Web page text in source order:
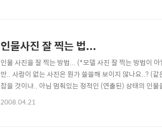
인물사진 잘 찍는 법...
인물 사진을 잘 찍는 방법... (*모델 사진 잘 찍는 방법이
만.. 사람이 없는 사진은 뭔가 쓸쓸해 보이지 않나요..? (
잡을 것이냐.. 아님 멈춰있는 정적인 (연출된) 상태의 인
(가만히 있는 사람을 찍는건 누구나 할 수 있겠지요?...)
2008.04.21